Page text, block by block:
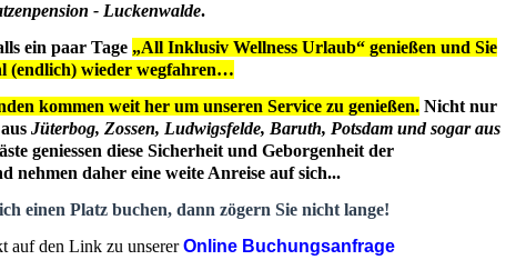
- Luckenwalde.
ein paar Tage „All Inklusiv Wellness Urlaub“ genießen und Sie
(endlich) wieder wegfahren…
kommen weit her um unseren Service zu genießen.Nicht nur
Jüterbog, Zossen, Ludwigsfelde, Baruth, Potsdam und sogar aus
geniessen diese Sicherheit und Geborgenheit der
nehmen daher eine weite Anreise auf sich...
einen Platz buchen, dann zögern Sie nicht lange!
auf den Link zu unsererOnline Buchungsanfrage